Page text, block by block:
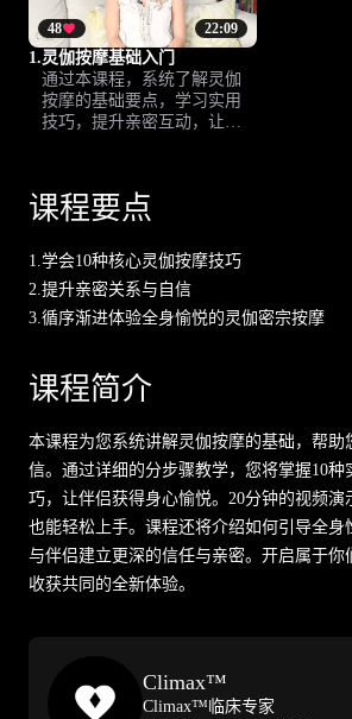
22:09
48
1.灵伽按摩基础入门
通过本课程，系统了解灵伽
按摩的基础要点，学习实用
技巧，提升亲密互动，让放
课程要点
1.学会10种核心灵伽按摩技巧
2.提升亲密关系与自信
3.循序渐进体验全身愉悦的灵伽密宗按摩
课程简介
本课程为您系统讲解灵伽按摩的基础，帮助
信。通过详细的分步骤教学，您将掌握10种
巧，让伴侣获得身心愉悦。20分钟的视频演
也能轻松上手。课程还将介绍如何引导全身
与伴侣建立更深的信任与亲密。开启属于你
收获共同的全新体验。
Climax™
Climax™临床专家